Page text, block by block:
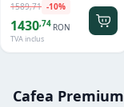
1589,71 -10%
1430,74 RON
TVA inclus
Cafea Premium